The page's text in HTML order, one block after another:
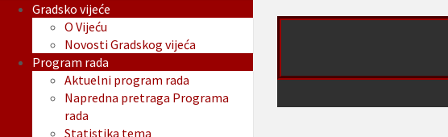
Gradsko vijeće
O Vijeću
Novosti Gradskog vijeća
Program rada
Aktuelni program rada
Napredna pretraga Programa
rada
Statistika tema